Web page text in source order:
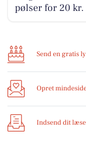
pølser for 20
Send en gratis
Opret
Indsend dit